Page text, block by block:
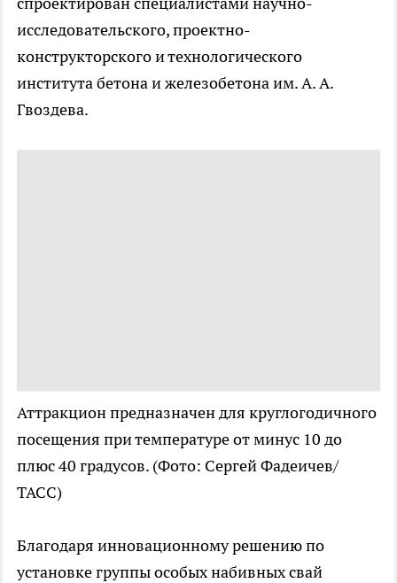
исследовательского, проектно-
конструкторского и технологического
института бетона и железобетона им. А. А.
Гвоздева.
Аттракцион предназначен для круглогодичного
посещения при температуре от минус 10 до
плюс 40 градусов. (Фото: Сергей Фадеичев/
ТАСС)
Благодаря инновационному решению по
установке группы особых набивных свай